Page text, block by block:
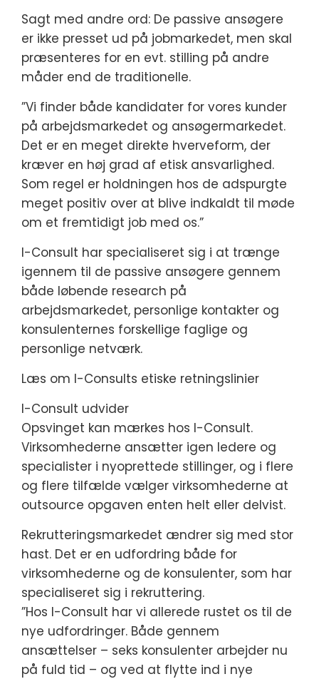
Sagt med andre ord: De passive ansøgere
er ikke presset ud på jobmarkedet, men skal
præsenteres for en evt. stilling på andre
måder end de traditionelle.
”Vi finder både kandidater for vores kunder
på arbejdsmarkedet og ansøgermarkedet.
Det er en meget direkte hverveform, der
kræver en høj grad af etisk ansvarlighed.
Som regel er holdningen hos de adspurgte
meget positiv over at blive indkaldt til møde
om et fremtidigt job med os.”
I-Consult har specialiseret sig i at trænge
igennem til de passive ansøgere gennem
både løbende research på
arbejdsmarkedet, personlige kontakter og
konsulenternes forskellige faglige og
personlige netværk.
Læs om I-Consults etiske retningslinier
I-Consult udvider
Opsvinget kan mærkes hos I-Consult.
Virksomhederne ansætter igen ledere og
specialister i nyoprettede stillinger, og i flere
og flere tilfælde vælger virksomhederne at
outsource opgaven enten helt eller delvist.
Rekrutteringsmarkedet ændrer sig med stor
hast. Det er en udfordring både for
virksomhederne og de konsulenter, som har
specialiseret sig i rekruttering.
”Hos I-Consult har vi allerede rustet os til de
nye udfordringer. Både gennem
ansættelser – seks konsulenter arbejder nu
på fuld tid – og ved at flytte ind i nye